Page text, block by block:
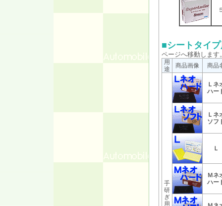
■シートタイ
ページへ移動します
用
途
商品画像 商品
手
研
ぎ
用
Ｌネ
ハー
Ｌネ
ソフ
Ｌ
Ｍネ
ハー